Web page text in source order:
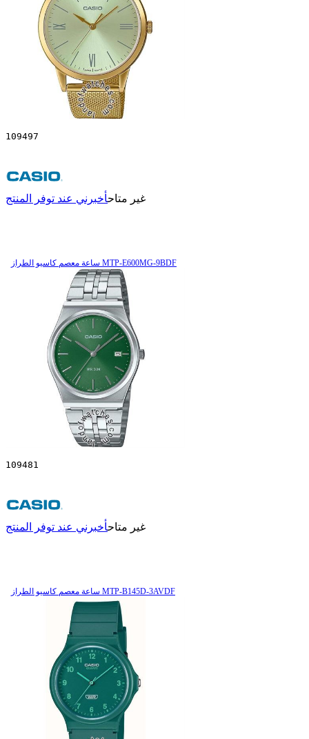
109497
غير متاحأخبرني عند توفر المنتج
ساعة معصم کاسیو الطراز MTP-E600MG-9BDF
109481
غير متاحأخبرني عند توفر المنتج
ساعة معصم کاسیو الطراز MTP-B145D-3AVDF